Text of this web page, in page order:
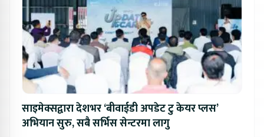
साइमेक्सद्वारा देशभर ‘बीवाईडी अपडेट टु केयर प्लस’
अभियान सुरु, सबै सर्भिस सेन्टरमा लागु